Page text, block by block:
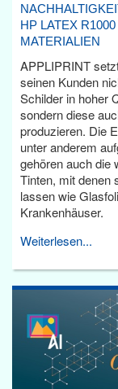
HP LATEX
MATERIALIEN
APPLIPRINT
seinen Kunden
Schilder in hoher
sondern diese
produzieren. Die
unter anderem
gehören auch die
Tinten, mit denen
lassen wie
Krankenhäuser.
Weiterlesen...